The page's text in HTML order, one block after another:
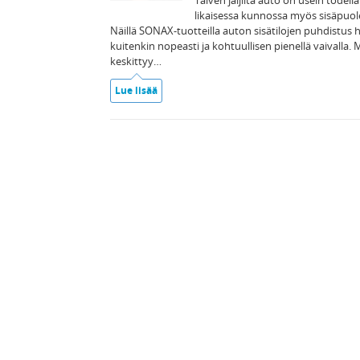
likaisessa kunnossa myös
Näillä SONAX-tuotteilla auton sisätilojen puhdistus
kuitenkin nopeasti ja kohtuullisen pienellä vaivalla.
keskittyy…
Lue lisää